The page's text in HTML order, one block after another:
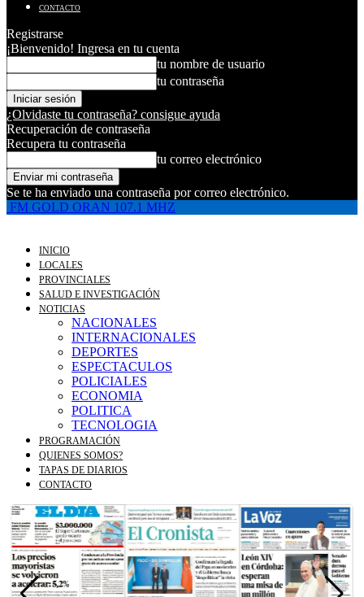
CONTACTO
Registrarse
¡Bienvenido! Ingresa en tu cuenta
tu nombre de usuario
tu contraseña
¿Olvidaste tu contraseña? consigue ayuda
Recuperación de contraseña
Recupera tu contraseña
tu correo electrónico
Se te ha enviado una contraseña por correo electrónico.
FM GOLD ORAN 107.1 MHZ
INICIO
LOCALES
PROVINCIALES
SALUD E INVESTIGACIÓN
NOTICIAS
NACIONALES
INTERNACIONALES
DEPORTES
ESPECTACULOS
POLICIALES
ECONOMIA
POLITICA
TECNOLOGIA
PROGRAMACIÓN
QUIENES SOMOS?
TAPAS DE DIARIOS
CONTACTO